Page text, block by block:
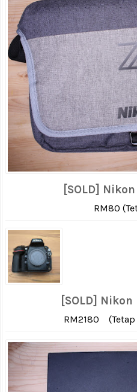
[SOLD]
RM80
[SOLD]
RM2180 (Tetap